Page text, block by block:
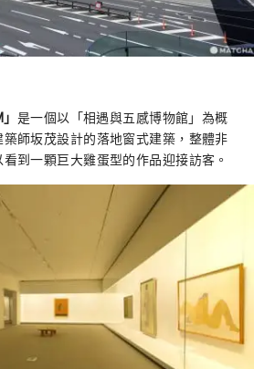
是一個以「相遇與五感博物館」為概
師坂茂設計的落地窗式建築，整體非
到一顆巨大雞蛋型的作品迎接訪客。